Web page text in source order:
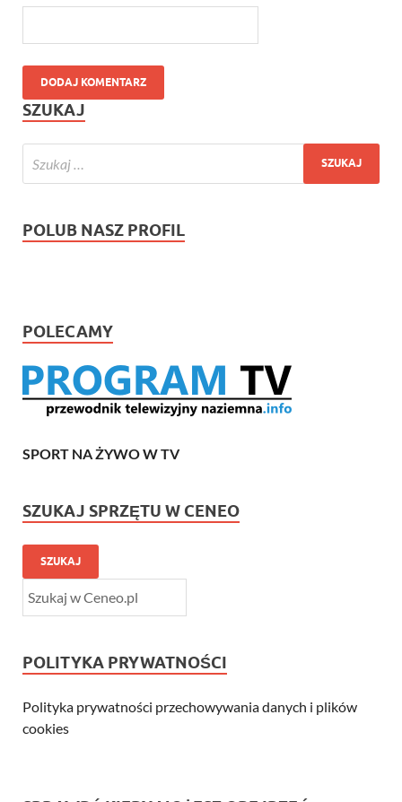
SZUKAJ
POLUB NASZ PROFIL
POLECAMY
SPORT NA ŻYWO W TV
SZUKAJ SPRZĘTU W CENEO
SZUKAJ
POLITYKA PRYWATNOŚCI
Polityka prywatności przechowywania danych i plików
cookies